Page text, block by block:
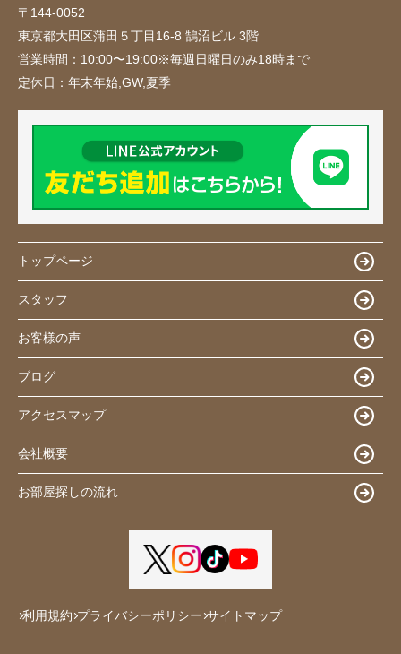
〒144-0052
東京都大田区蒲田５丁目16-8 鵠沼ビル 3階
営業時間： 10:00〜19:00※毎週日曜日のみ18時まで
定休日： 年末年始,GW,夏季
トップページ
スタッフ
お客様の声
ブログ
アクセスマップ
会社概要
お部屋探しの流れ
利用規約 プライバシーポリシー サイトマップ